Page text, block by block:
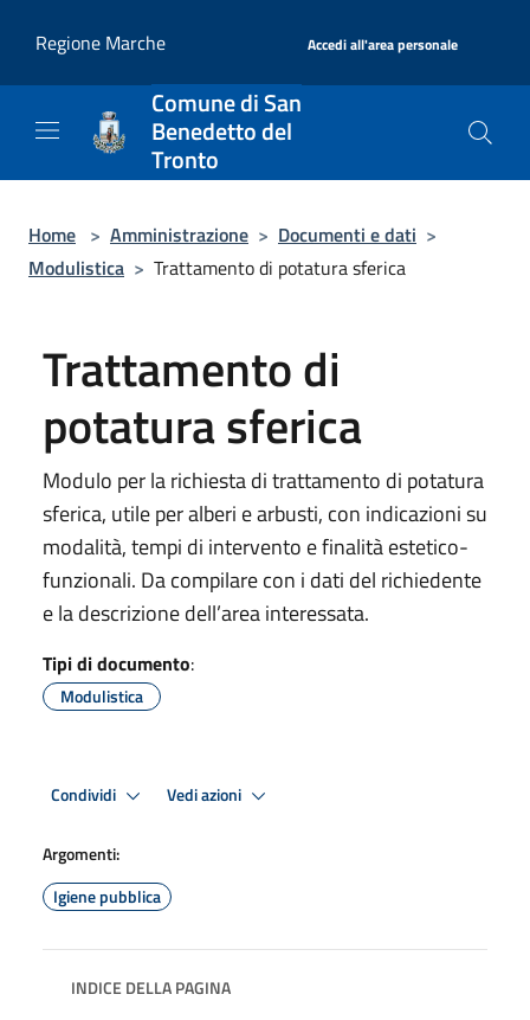
Regione Marche
Accedi all'area personale
Comune di San
Benedetto del
Tronto
Home > Amministrazione > Documenti e dati >
Modulistica > Trattamento di potatura sferica
Trattamento di
potatura sferica
Modulo per la richiesta di trattamento di potatura
sferica, utile per alberi e arbusti, con indicazioni su
modalità, tempi di intervento e finalità estetico-
funzionali. Da compilare con i dati del richiedente
e la descrizione dell’area interessata.
Tipi di documento:
Modulistica
Condividi Vedi azioni
Argomenti:
Igiene pubblica
INDICE DELLA PAGINA